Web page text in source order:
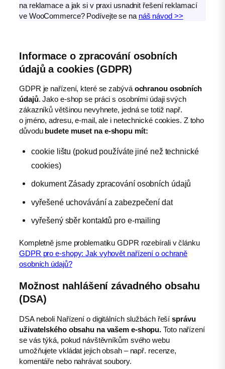
na reklamace a jak si v praxi usnadnit řešení reklamací
ve WooCommerce? Podívejte se na náš návod >>
Informace o zpracování osobních
údajů a cookies (GDPR)
GDPR je nařízení, které se zabývá ochranou osobních
údajů. Jako e-shop se práci s osobními údaji svých
zákazníků většinou nevyhnete, jedná se totiž např.
o jméno, adresu, e-mail, ale i netechnické cookies. Z toho
důvodu budete muset na e-shopu mít:
cookie lištu (pokud používáte jiné než technické
cookies)
dokument Zásady zpracování osobních údajů
vyřešené uchovávání a zabezpečení dat
vyřešený sběr kontaktů pro e-mailing
Kompletně jsme problematiku GDPR rozebírali v článku
GDPR pro e-shopy: Jak vyhovět nařízení o ochraně
osobních údajů?
Možnost nahlášení závadného obsahu
(DSA)
DSA neboli Nařízení o digitálních službách řešísprávu
uživatelského obsahu na vašem e-shopu. Toto nařízení
se vás týká, pokud návštěvníkům svého webu
umožňujete vkládat jejich obsah – např. recenze,
komentáře nebo nahrávat soubory.